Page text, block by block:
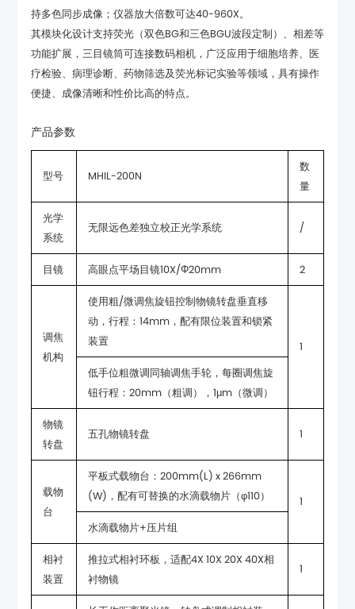
持多色同步成像；仪器放大倍数可达40-960X。
便捷、成像清晰和性价比高的特点。
产品参数
型号 MHIL-200N
量
系统
无限远色差独立校正光学系统 /
目镜 高眼点平场目镜10X/Φ20mm 2
机构
装置 1
钮行程：20mm（粗调），1μm（微调）
转盘
五孔物镜转盘 1
台
(W)，配有可替换的水滴载物片（φ110）
1
水滴载物片+压片组
装置 衬物镜
1